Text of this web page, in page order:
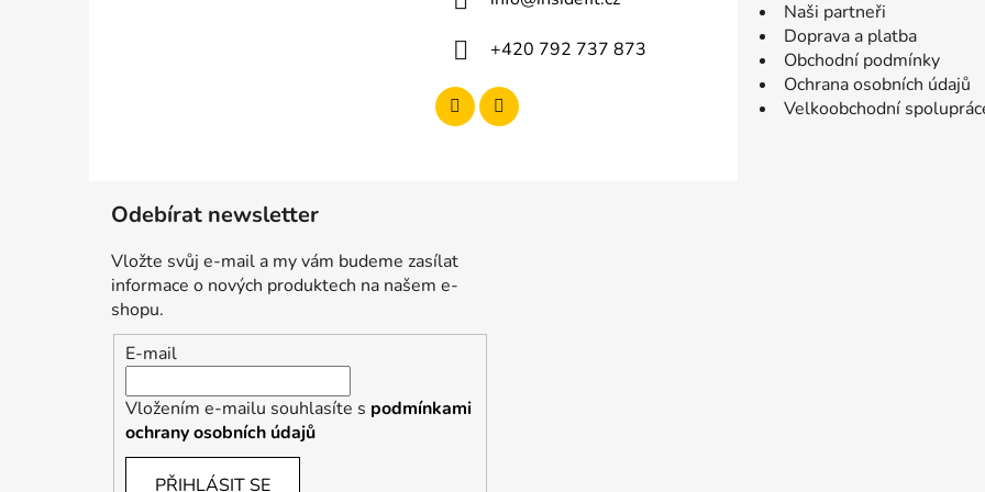
+420 792 737 873
Naši partneři
Doprava a platba
Obchodní podmínky
Ochrana osobních údajů
Velkoobchodní
Odebírat newsletter
Vložte svůj e-mail a my vám budeme zasílat
informace o nových produktech na našem e-
shopu.
E-mail
Vložením e-mailu souhlasíte s podmínkami
ochrany osobních údajů
PŘIHLÁSIT SE